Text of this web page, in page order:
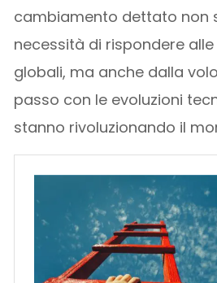
cambiamento dettato non
necessità di rispondere
globali, ma anche dalla
passo con le evoluzioni
stanno rivoluzionando il